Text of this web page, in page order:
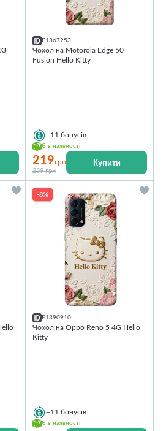
F1367253
Чохол на Motorola Edge 50
Fusion Hello Kitty
+11 бонусів
Є в наявності
219грн
239 грн
Купити
-8%
F1390910
Чохол на Oppo Reno 5 4G Hello
Kitty
+11 бонусів
Є в наявності